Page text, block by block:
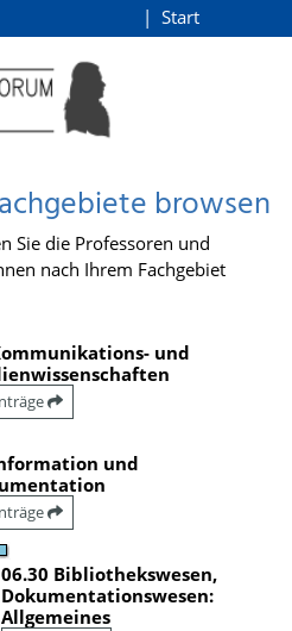
Start
browsen
Sie die Professoren und
nach Ihrem Fachgebiet
und
und
06.30 Bibliothekswesen,
Dokumentationswesen:
Allgemeines